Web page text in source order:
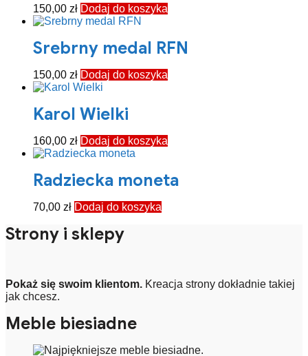
150,00 zł Dodaj do koszyka
Srebrny medal RFN
150,00 zł Dodaj do koszyka
Karol Wielki
160,00 zł Dodaj do koszyka
Radziecka moneta
70,00 zł Dodaj do koszyka
Strony i sklepy
Pokaż się swoim klientom. Kreacja strony dokładnie takiej
jak chcesz.
Meble biesiadne